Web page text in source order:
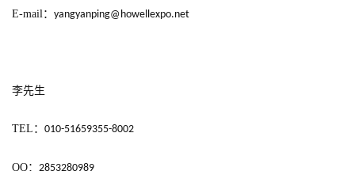
E-mail： yangyanping@howellexpo.net
李先生
TEL ： 010-51659355-8002
QQ： 2853280989